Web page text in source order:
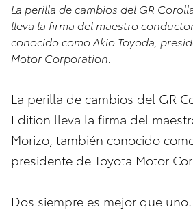
La perilla de cambios del GR
lleva la firma del maestro
conocido como Akio Toyoda,
Motor Corporation.
La perilla de cambios del GR
Edition lleva la firma del
Morizo, también conocido
presidente de Toyota Motor
Dos siempre es mejor que